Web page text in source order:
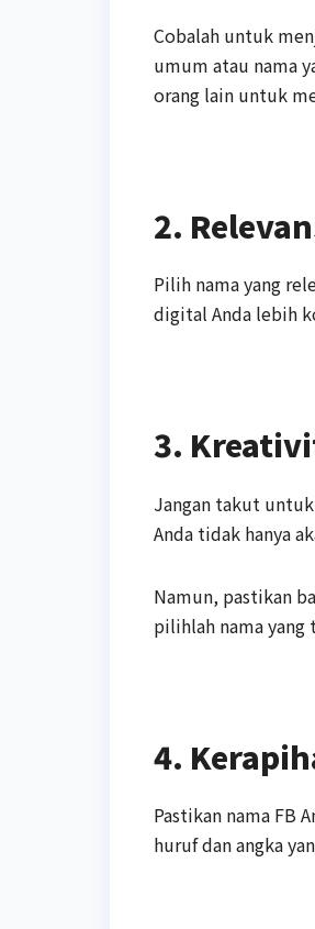
Cobalah untuk
umum atau nama
orang lain untuk
2.
Pilih nama yang
digital Anda lebih
3.
Jangan takut
Anda tidak hanya
Namun, pastikan
pilihlah nama
4.
Pastikan nama FB
huruf dan angka